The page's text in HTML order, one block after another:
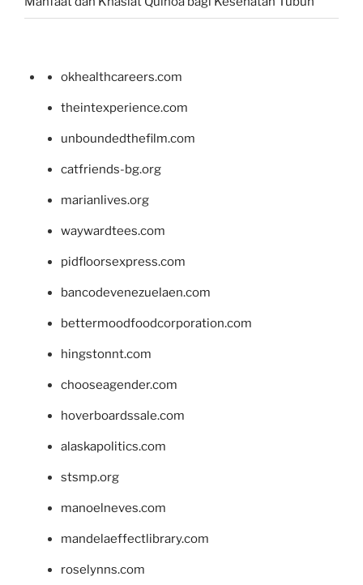
okhealthcareers.com
theintexperience.com
unboundedthefilm.com
catfriends-bg.org
marianlives.org
waywardtees.com
pidfloorsexpress.com
bancodevenezuelaen.com
bettermoodfoodcorporation.com
hingstonnt.com
chooseagender.com
hoverboardssale.com
alaskapolitics.com
stsmp.org
manoelneves.com
mandelaeffectlibrary.com
roselynns.com